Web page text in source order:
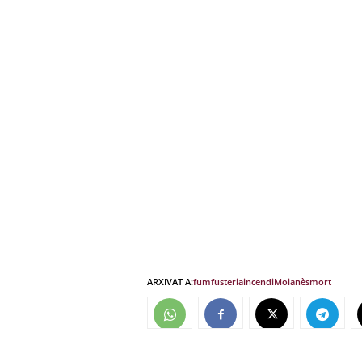
ARXIVAT A:fumfusteriaincendiMoianèsmort